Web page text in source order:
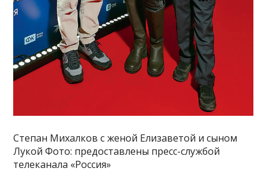
Степан Михалков с женой Елизаветой и сыном
Лукой Фото: предоставлены пресс-службой
телеканала «Россия»